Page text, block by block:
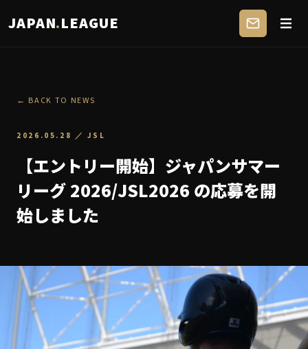
JAPAN.LEAGUE
← BACK TO NEWS
2026.05.28 ／JSL
【エントリー開始】ジャパンサマー
リーグ 2026/JSL2026 の応募を開
始しました